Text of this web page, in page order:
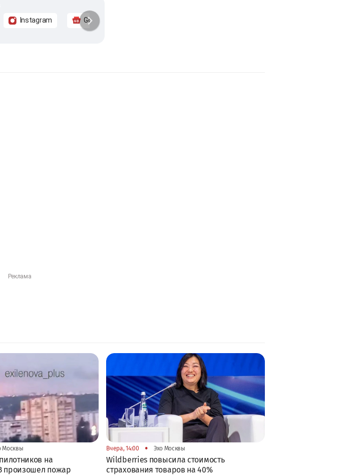
Instagram Google News
Москвы
на
произошел пожар
Вчера, 14:00 • Эхо Москвы
Wildberries повысила стоимость
страхования товаров на 40%